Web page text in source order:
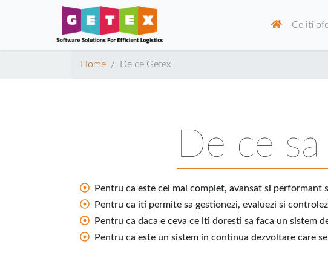
Ce iti
Home De ce Getex
De ce
Pentru ca este cel mai complet, avansat si
Pentru ca iti permite sa gestionezi, evaluezi si
Pentru ca daca e ceva ce iti doresti sa faca un sistem
Pentru ca este un sistem in continua dezvoltare care